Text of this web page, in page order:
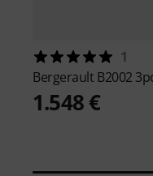
1
Bergerault B2002
1.548 €